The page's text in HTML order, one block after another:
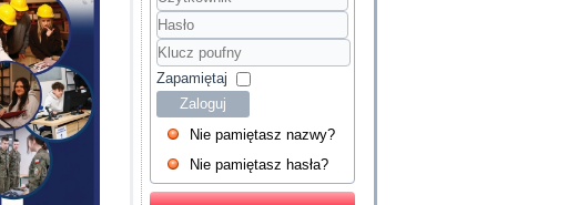
Użytkownik
Hasło
Klucz
poufny
Zapamiętaj
Zaloguj
Nie pamiętasz nazwy?
Nie pamiętasz hasła?